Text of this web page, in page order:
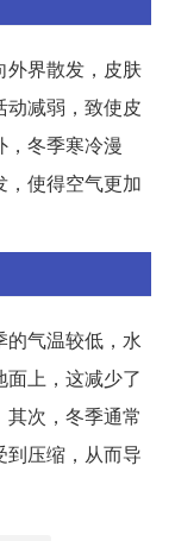
外界散发，皮肤
动减弱，致使皮
，冬季寒冷漫
使得空气更加
气温较低，水
上，这减少了
次，冬季通常
到压缩，从而导